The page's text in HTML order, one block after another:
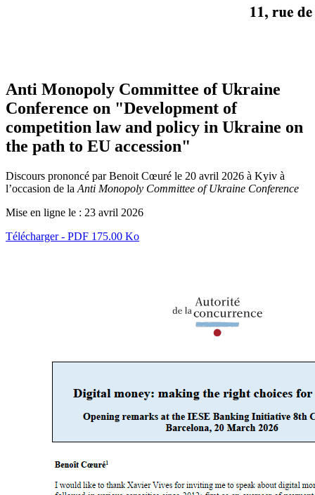
Anti Monopoly Committee of Ukraine
Conference on "Development of
competition law and policy in Ukraine on
the path to EU accession"
Discours prononcé par Benoit Cœuré le 20 avril 2026 à Kyiv à
l’occasion de la Anti Monopoly Committee of Ukraine Conference
Mise en ligne le : 23 avril 2026
Télécharger - PDF 175.00 Ko